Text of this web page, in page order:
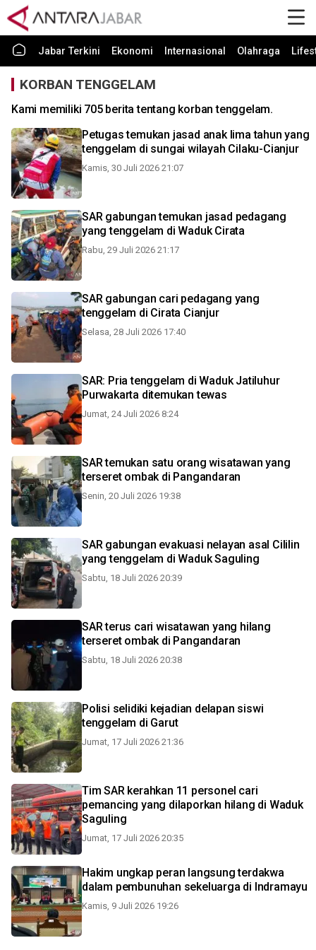
Jabar Terkini Ekonomi Internasional Olahraga
KORBAN TENGGELAM
Kami memiliki 705 berita tentang korban tenggelam.
Petugas temukan jasad anak lima tahun yang
tenggelam di sungai wilayah Cilaku-Cianjur
Kamis, 30 Juli 2026 21:07
SAR gabungan temukan jasad pedagang
yang tenggelam di Waduk Cirata
Rabu, 29 Juli 2026 21:17
SAR gabungan cari pedagang yang
tenggelam di Cirata Cianjur
Selasa, 28 Juli 2026 17:40
SAR: Pria tenggelam di Waduk Jatiluhur
Purwakarta ditemukan tewas
Jumat, 24 Juli 2026 8:24
SAR temukan satu orang wisatawan yang
terseret ombak di Pangandaran
Senin, 20 Juli 2026 19:38
SAR gabungan evakuasi nelayan asal Cililin
yang tenggelam di Waduk Saguling
Sabtu, 18 Juli 2026 20:39
SAR terus cari wisatawan yang hilang
terseret ombak di Pangandaran
Sabtu, 18 Juli 2026 20:38
Polisi selidiki kejadian delapan siswi
tenggelam di Garut
Jumat, 17 Juli 2026 21:36
Tim SAR kerahkan 11 personel cari
pemancing yang dilaporkan hilang di Waduk
Saguling
Jumat, 17 Juli 2026 20:35
Hakim ungkap peran langsung terdakwa
dalam pembunuhan sekeluarga di Indramayu
Kamis, 9 Juli 2026 19:26